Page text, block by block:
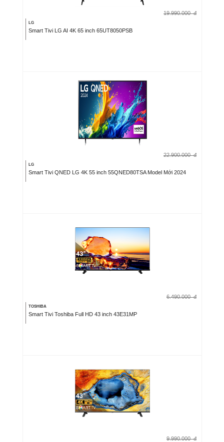
19.990.000 đ
LG
Smart Tivi LG AI 4K 65 inch 65UT8050PSB
22.900.000 đ
LG
Smart Tivi QNED LG 4K 55 inch 55QNED80TSA Model Mới 2024
6.490.000 đ
TOSHIBA
Smart Tivi Toshiba Full HD 43 inch 43E31MP
9.990.000 đ